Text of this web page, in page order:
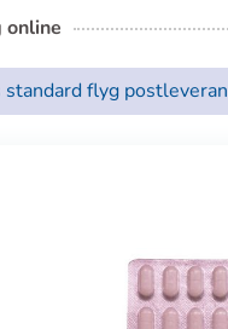
online
standard flyg